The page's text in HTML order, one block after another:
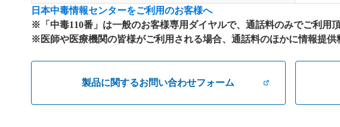
日本中毒情報センターをご利用のお客様へ
※「中毒110番」は一般のお客様専用ダイヤルで、通話料のみでご利用頂
※医師や医療機関の皆様がご利用される場合、通話料のほかに情報提供
製品に関するお問い合わせフォーム